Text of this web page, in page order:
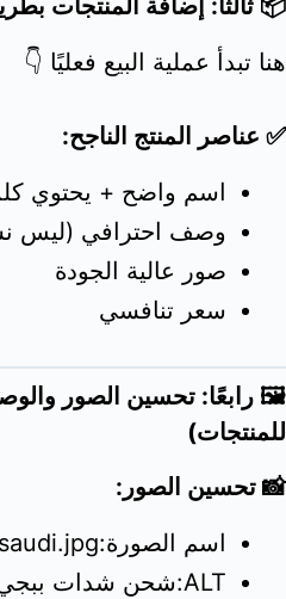
📦 ثالثًا: إضافة المنتجات
هنا تبدأ عملية البيع فعليًا 👇
✅ عناصر المنتج الناجح:
اسم واضح + يحتوي
وصف احترافي (ليس
صور عالية الجودة
سعر تنافسي
للمنتجات)
📸 تحسين الصور:
اسم الصورة:pubg-uc-saudi.jpg
ALT:شحن شدات ببجي في السعودية